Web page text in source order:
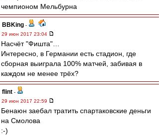
чемпионом Мельбурна
BBKing -
29 июн 2017 23:04
Насчёт "Фишта"…
Интересно, в Германии есть стадион, где
сборная выиграла 100% матчей, забивая в
каждом не менее трёх?
flint -
29 июн 2017 22:59
Бенаюн заебал тратить спартаковские деньги
на Смолова
:-)